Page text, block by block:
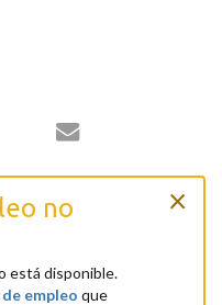
no
está disponible.
empleo que
×